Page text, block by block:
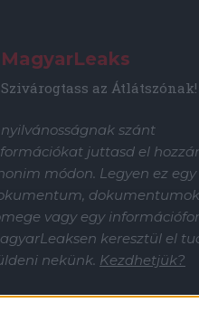
MagyarLeaks
Szivárogtass az Átlátszónak!
szánt
juttasd el
módon. Legyen ez egy
dokumentumok
vagy egy
keresztül el
nekünk. Kezdhetjük?